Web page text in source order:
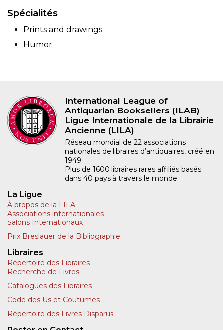
Spécialités
Prints and drawings
Humor
International League of
Antiquarian Booksellers (ILAB)
Ligue Internationale de la Librairie
Ancienne (LILA)
Réseau mondial de 22 associations
nationales de libraires d’antiquaires, créé en
1949.
Plus de 1600 libraires rares affiliés basés
dans 40 pays à travers le monde.
La Ligue
À propos de la LILA
Associations internationales
Salons Internationaux
Prix Breslauer de la Bibliographie
Libraires
Répertoire des Libraires
Recherche de Livres
Catalogues des Libraires
Code des Us et Coutumes
Répertoire des Livres Disparus